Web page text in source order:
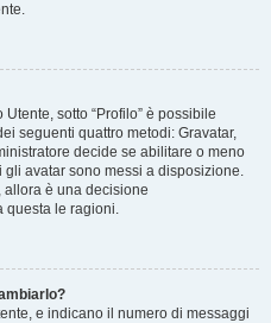
sotto “Profilo” è possibile
seguenti quattro metodi: Gravatar,
decide se abilitare o meno
avatar sono messi a disposizione.
allora è una decisione
questa le ragioni.
e indicano il numero di messaggi